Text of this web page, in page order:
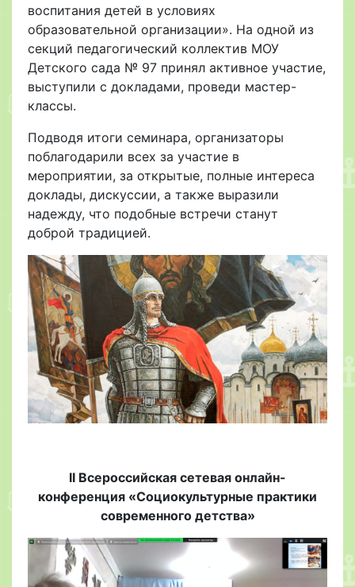
воспитания детей в условиях
образовательной организации». На одной из
секций педагогический коллектив МОУ
Детского сада № 97 принял активное участие,
выступили с докладами, проведи мастер-
классы.
Подводя итоги семинара, организаторы
поблагодарили всех за участие в
мероприятии, за открытые, полные интереса
доклады, дискуссии, а также выразили
надежду, что подобные встречи станут
доброй традицией.
II Всероссийская сетевая онлайн-
конференция «Социокультурные практики
современного детства»